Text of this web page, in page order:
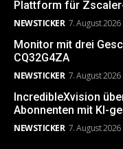
Plattform für
NEWSTICKER 7. August 2026
Monitor mit drei
CQ32G4ZA
NEWSTICKER 7. August 2026
IncredibleXvision
Abonnenten mit KI-
NEWSTICKER 7. August 2026